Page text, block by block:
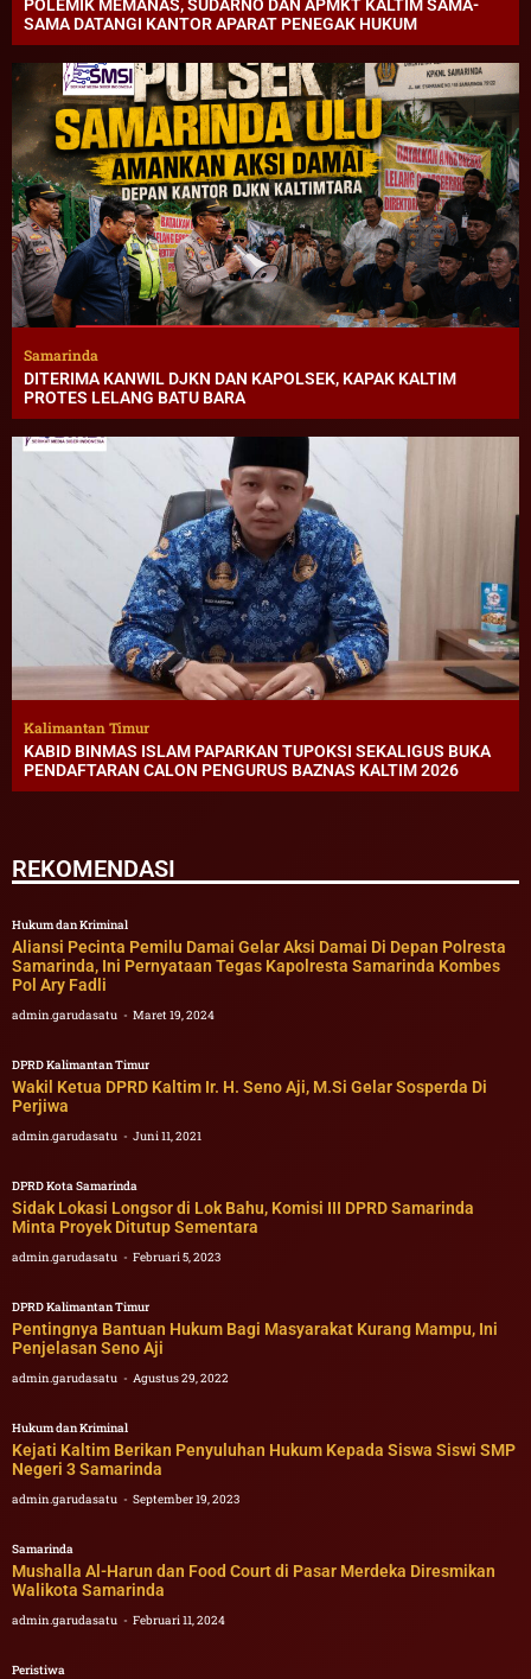
POLEMIK MEMANAS, SUDARNO DAN APMKT KALTIM SAMA-
SAMA DATANGI KANTOR APARAT PENEGAK HUKUM
Samarinda
DITERIMA KANWIL DJKN DAN KAPOLSEK, KAPAK KALTIM
PROTES LELANG BATU BARA
Kalimantan Timur
KABID BINMAS ISLAM PAPARKAN TUPOKSI SEKALIGUS BUKA
PENDAFTARAN CALON PENGURUS BAZNAS KALTIM 2026
REKOMENDASI
Hukum dan Kriminal
Aliansi Pecinta Pemilu Damai Gelar Aksi Damai Di Depan Polresta
Samarinda, Ini Pernyataan Tegas Kapolresta Samarinda Kombes
Pol Ary Fadli
admin.garudasatu Maret 19, 2024
DPRD Kalimantan Timur
Wakil Ketua DPRD Kaltim Ir. H. Seno Aji, M.Si Gelar Sosperda Di
Perjiwa
admin.garudasatu Juni 11, 2021
DPRD Kota Samarinda
Sidak Lokasi Longsor di Lok Bahu, Komisi III DPRD Samarinda
Minta Proyek Ditutup Sementara
admin.garudasatu Februari 5, 2023
DPRD Kalimantan Timur
Pentingnya Bantuan Hukum Bagi Masyarakat Kurang Mampu, Ini
Penjelasan Seno Aji
admin.garudasatu Agustus 29, 2022
Hukum dan Kriminal
Kejati Kaltim Berikan Penyuluhan Hukum Kepada Siswa Siswi SMP
Negeri 3 Samarinda
admin.garudasatu September 19, 2023
Samarinda
Mushalla Al-Harun dan Food Court di Pasar Merdeka Diresmikan
Walikota Samarinda
admin.garudasatu Februari 11, 2024
Peristiwa